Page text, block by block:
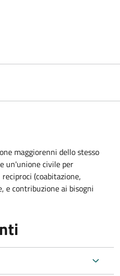
maggiorenni dello stesso
un'unione civile per
(coabitazione,
e contribuzione ai bisogni